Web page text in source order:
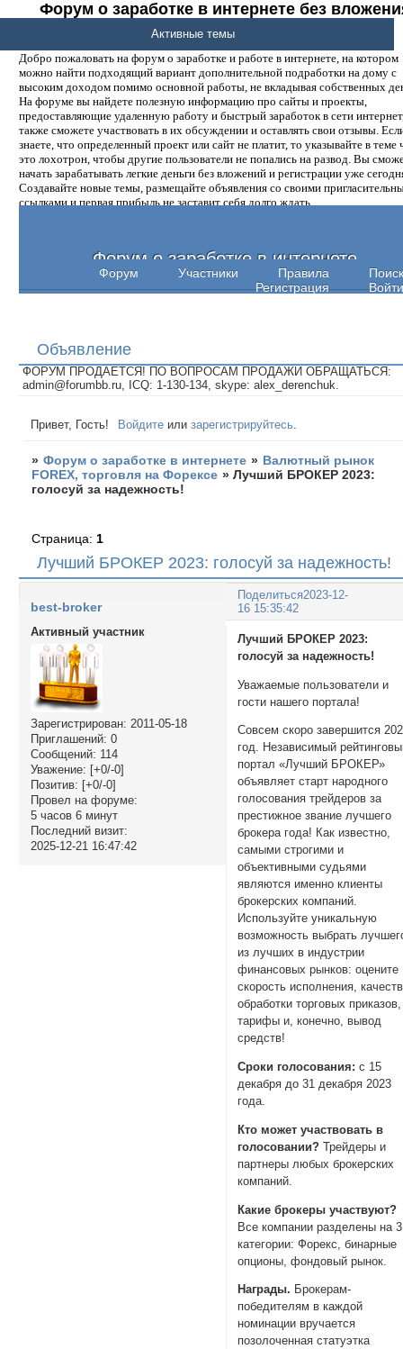
Форум о заработке в интернете без
денег.
Добро пожаловать на форум о заработке и работе в интернете, на котором
можно найти подходящий вариант дополнительной подработки на дому с
высоким доходом помимо основной работы, не вкладывая собственных
На форуме вы найдете полезную информацию про сайты и проекты,
предоставляющие удаленную работу и быстрый заработок в сети
также сможете участвовать в их обсуждении и оставлять свои отзывы.
знаете, что определенный проект или сайт не платит, то указывайте в теме
это лохотрон, чтобы другие пользователи не попались на развод. Вы
начать зарабатывать легкие деньги без вложений и регистрации уже
Создавайте новые темы, размещайте объявления со своими
ссылками и первая прибыль не заставит себя долго ждать.
Форум о заработке в интернете
Форум Участники Правила
Поиск
Регистрация
Войти
Активные темы
Объявление
ФОРУМ ПРОДАЕТСЯ! ПО ВОПРОСАМ ПРОДАЖИ ОБРАЩАТЬСЯ:
admin@forumbb.ru, ICQ: 1-130-134, skype: alex_derenchuk.
Привет, Гость! Войдите илизарегистрируйтесь
» Форум о заработке в интернете » Валютный рынок
FOREX, торговля на Форексе »Лучший БРОКЕР 2023:
голосуй за надежность!
Лучший БРОКЕР 2023: голосуй за надежность!
Страница: 1
Поделиться2023-12-
16 15:35:42
best-broker
Активный участник
Зарегистрирован: 2011-05-18
Приглашений: 0
Сообщений: 114
Уважение: [+0/-0]
Позитив: [+0/-0]
Провел на форуме:
5 часов 6 минут
Последний визит:
2025-12-21 16:47:42
Лучший БРОКЕР 2023:
голосуй за надежность!
Уважаемые пользователи и
гости нашего портала!
Совсем скоро завершится
год. Независимый
портал «Лучший БРОКЕР»
объявляет старт народного
голосования трейдеров за
престижное звание лучшего
брокера года! Как известно,
самыми строгими и
объективными судьями
являются именно клиенты
брокерских компаний.
Используйте уникальную
возможность выбрать
из лучших в индустрии
финансовых рынков: оцените
скорость исполнения,
обработки торговых приказов,
тарифы и, конечно, вывод
средств!
Сроки голосования: с 15
декабря до 31 декабря 2023
года.
Кто может участвовать в
голосовании? Трейдеры и
партнеры любых брокерских
компаний.
Какие брокеры участвуют?
Все компании разделены на 3
категории: Форекс, бинарные
опционы, фондовый рынок.
Награды. Брокерам-
победителям в каждой
номинации вручается
позолоченная статуэтка